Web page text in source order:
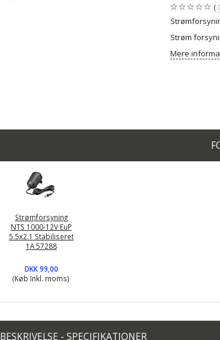
Strøm
Mere
Strømforsyning
NTS 1000-12V EuP
5.5x2.1 Stabiliseret
1A 57288
DKK 99,00
(Køb Inkl. moms)
BESKRIVELSE - SPECIFIKATIONER